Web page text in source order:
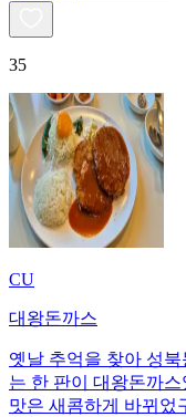
35
CU
대왕돈까스
옛날 추억을 찾아 성
는 한 판이 대왕돈까
맛은 새콤하게 바뀌었